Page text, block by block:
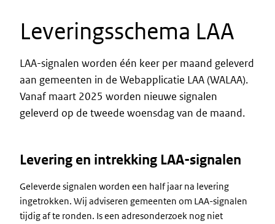
Leveringsschema LAA
LAA-signalen worden één keer per maand geleverd
aan gemeenten in de Webapplicatie LAA (WALAA).
Vanaf maart 2025 worden nieuwe signalen
geleverd op de tweede woensdag van de maand.
Levering en intrekking LAA-signalen
Geleverde signalen worden een half jaar na levering
ingetrokken. Wij adviseren gemeenten om LAA-signalen
tijdig af te ronden. Is een adresonderzoek nog niet